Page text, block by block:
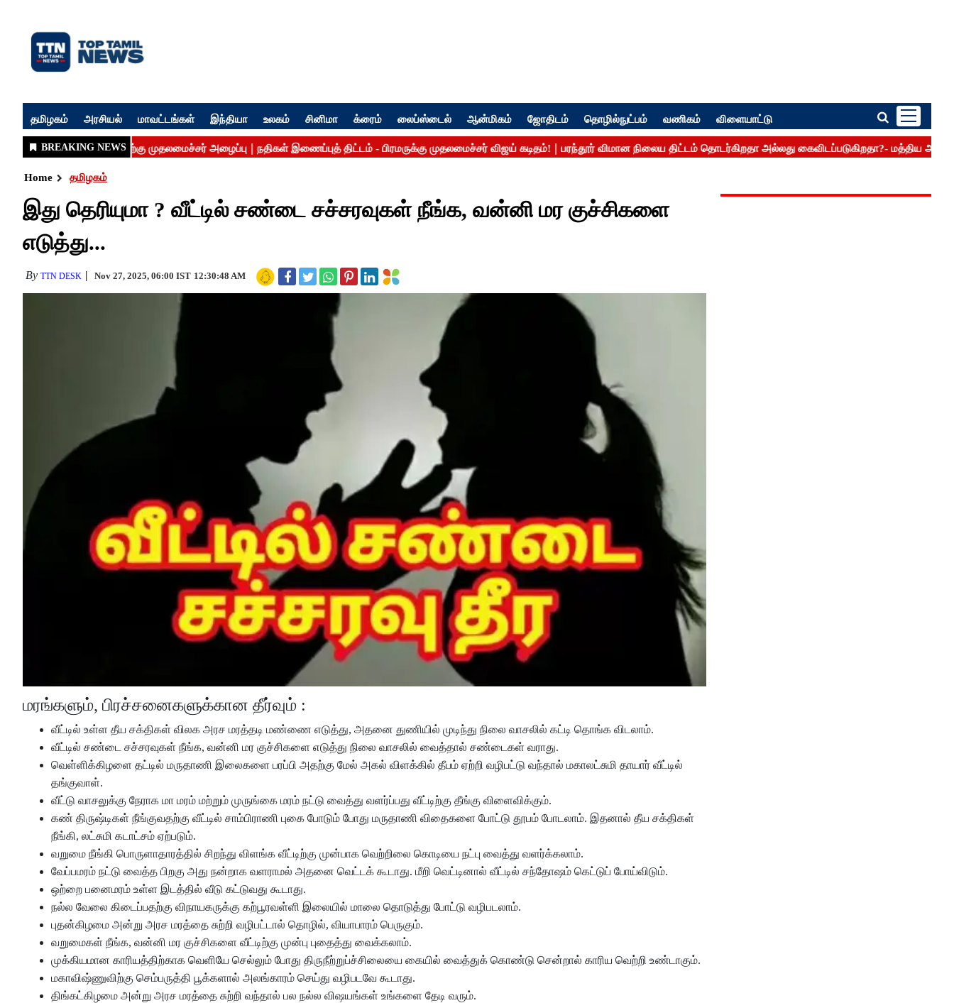
தமிழகம் அரசியல் மாவட்டங்கள் இந்தியா உலகம் சினிமா க்ரைம் லைப்ஸ்டைல் ஆன்மிகம் ஜோதிடம் தொழில்நுட்பம் வணிகம் விளையாட்டு
Home தமிழகம்
இது தெரியுமா ? வீட்டில் சண்டை சச்சரவுகள் நீங்க, வன்னி மர குச்சிகளை
எடுத்து...
By TTN DESK Nov 27, 2025, 06:00 IST 12:30:48 AM
மரங்களும், பிரச்சனைகளுக்கான தீர்வும் :
வீட்டில் உள்ள தீய சக்திகள் விலக அரச மரத்தடி மண்ணை எடுத்து, அதனை துணியில் முடிந்து நிலை வாசலில் கட்டி தொங்க விடலாம்.
வீட்டில் சண்டை சச்சரவுகள் நீங்க, வன்னி மர குச்சிகளை எடுத்து நிலை வாசலில் வைத்தால் சண்டைகள் வராது.
வெள்ளிக்கிழளை தட்டில் மருதாணி இலைகளை பரப்பி அதற்கு மேல் அகல் விளக்கில் தீபம் ஏற்றி வழிபட்டு வந்தால் மகாலட்சுமி தாயார் வீட்டில்
தங்குவாள்.
வீட்டு வாசலுக்கு நேராக மா மரம் மற்றும் முருங்கை மரம் நட்டு வைத்து வளர்ப்பது வீட்டிற்கு தீங்கு விளைவிக்கும்.
கண் திருஷ்டிகள் நீங்குவதற்கு வீட்டில் சாம்பிராணி புகை போடும் போது மருதாணி விதைகளை போட்டு தூபம் போடலாம். இதனால் தீய சக்திகள்
நீங்கி, லட்சுமி கடாட்சம் ஏற்படும்.
வறுமை நீங்கி பொருளாதாரத்தில் சிறந்து விளங்க வீட்டிற்கு முன்பாக வெற்றிலை கொடியை நட்பு வைத்து வளர்க்கலாம்.
வேப்பமரம் நட்டு வைத்த பிறகு அது நன்றாக வளராமல் அதனை வெட்டக் கூடாது. மீறி வெட்டினால் வீட்டில் சந்தோஷம் கெட்டுப் போய்விடும்.
ஒற்றை பனைமரம் உள்ள இடத்தில் வீடு கட்டுவது கூடாது.
நல்ல வேலை கிடைப்பதற்கு விநாயகருக்கு கற்பூரவள்ளி இலையில் மாலை தொடுத்து போட்டு வழிபடலாம்.
புதன்கிழமை அன்று அரச மரத்தை சுற்றி வழிபட்டால் தொழில், வியாபாரம் பெருகும்.
வறுமைகள் நீங்க, வன்னி மர குச்சிகளை வீட்டிற்கு முன்பு புதைத்து வைக்கலாம்.
முக்கியமான காரியத்திற்காக வெளியே செல்லும் போது திருநீற்றுப்ச்சிலையை கையில் வைத்துக் கொண்டு சென்றால் காரிய வெற்றி உண்டாகும்.
மகாவிஷ்ணுவிற்கு செம்பருத்தி பூக்களால் அலங்காரம் செய்து வழிபடவே கூடாது.
திங்கட்கிழமை அன்று அரச மரத்தை சுற்றி வந்தால் பல நல்ல விஷயங்கள் உங்களை தேடி வரும்.